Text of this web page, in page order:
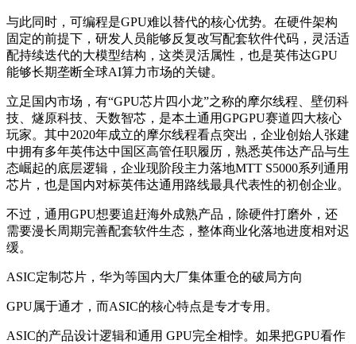
与此同时，可编程是GPU难以替代的核心优势。在硬件架构
固定的前提下，研发人员能够反复改写配套软件代码，灵活适
配持续迭代的大模型结构，这类灵活属性，也是英伟达GPU
能够长期垄断全球AI算力市场的关键。
立足国内市场，有“GPU芯片四小龙”之称的摩尔线程、壁仞科
技、燧原科技、天数智芯，是本土通用GPGPU赛道四大核心
玩家。其中2020年成立的摩尔线程看点突出，企业创始人张建
中拥有多年英伟达中国区高管任职履历，熟悉英伟达产品与生
态崛起的底层逻辑，企业现阶段主力落地MTT S5000系列通用
芯片，也是国内对标英伟达通用路线最具代表性的初创企业。
不过，通用GPU想要追赶海外成熟产品，除硬件打磨外，还
需要漫长周期完善配套软件生态，整体商业化落地进度相对迟
缓。
ASIC定制芯片，华为等国内大厂集体重仓的破局方向
GPU属于通才，而ASIC的核心特点是专才专用。
ASIC的产品设计逻辑和通用 GPU完全相悖。如果把GPU看作